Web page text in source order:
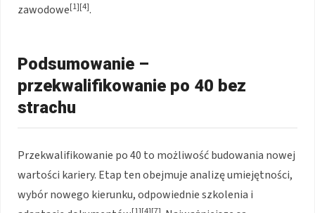
zawodowe[1][4].
Podsumowanie –
przekwalifikowanie po 40 bez
strachu
Przekwalifikowanie po 40 to możliwość budowania nowej
wartości kariery. Etap ten obejmuje analizę umiejętności,
wybór nowego kierunku, odpowiednie szkolenia i